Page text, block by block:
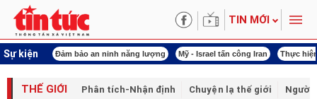
TIN MỚI
Sự kiện
khóa XVI Đảm bảo an ninh năng lượng Mỹ - Israel tấn công Iran Thực
THẾ GIỚI Phân tích-Nhận định Chuyện lạ thế giới Người